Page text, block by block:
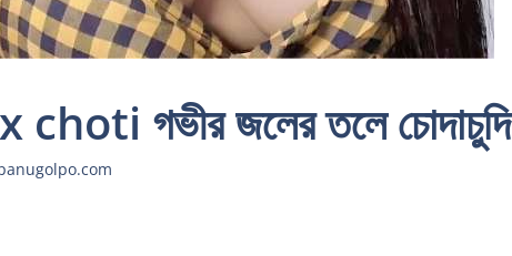
গভীর জলের তলে চোদাচুদি